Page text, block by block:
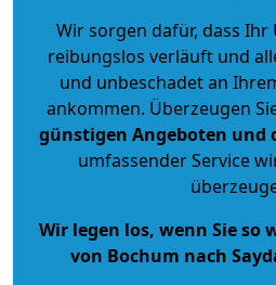
Wir sorgen dafür, dass Ihr
reibungslos verläuft und
und unbeschadet an
ankommen. Überzeugen
günstigen Angeboten und
umfassender Service
Wir legen los, wenn Sie so
von Bochum nach